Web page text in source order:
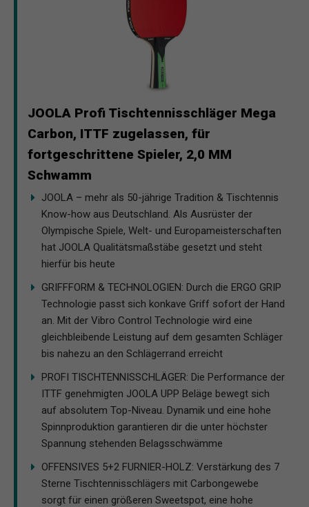
JOOLA Profi Tischtennisschläger Mega
Carbon, ITTF zugelassen, für
fortgeschrittene Spieler, 2,0 MM
Schwamm
JOOLA – mehr als 50-jährige Tradition & Tischtennis
Know-how aus Deutschland. Als Ausrüster der
Olympische Spiele, Welt- und Europameisterschaften
hat JOOLA Qualitätsmaßstäbe gesetzt und steht
hierfür bis heute
GRIFFFORM & TECHNOLOGIEN: Durch die ERGO GRIP
Technologie passt sich konkave Griff sofort der Hand
an. Mit der Vibro Control Technologie wird eine
gleichbleibende Leistung auf dem gesamten Schläger
bis nahezu an den Schlägerrand erreicht
PROFI TISCHTENNISSCHLÄGER: Die Performance der
ITTF genehmigten JOOLA UPP Beläge bewegt sich
auf absolutem Top-Niveau. Dynamik und eine hohe
Spinnproduktion garantieren dir die unter höchster
Spannung stehenden Belagsschwämme
OFFENSIVES 5+2 FURNIER-HOLZ: Verstärkung des 7
Sterne Tischtennisschlägers mit Carbongewebe
sorgt für einen größeren Sweetspot, eine hohe